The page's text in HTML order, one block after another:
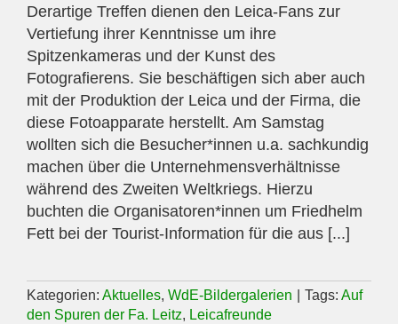
Derartige Treffen dienen den Leica-Fans zur
Vertiefung ihrer Kenntnisse um ihre
Spitzenkameras und der Kunst des
Fotografierens. Sie beschäftigen sich aber auch
mit der Produktion der Leica und der Firma, die
diese Fotoapparate herstellt. Am Samstag
wollten sich die Besucher*innen u.a. sachkundig
machen über die Unternehmensverhältnisse
während des Zweiten Weltkriegs. Hierzu
buchten die Organisatoren*innen um Friedhelm
Fett bei der Tourist-Information für die aus [...]
Kategorien: Aktuelles, WdE-Bildergalerien Tags: Auf
den Spuren der Fa. Leitz, Leicafreunde